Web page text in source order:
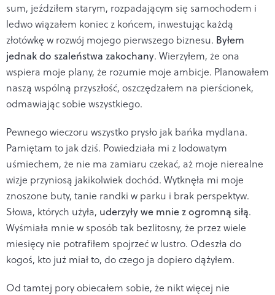
sum, jeździłem starym, rozpadającym się samochodem i
ledwo wiązałem koniec z końcem, inwestując każdą
złotówkę w rozwój mojego pierwszego biznesu. Byłem
jednak do szaleństwa zakochany. Wierzyłem, że ona
wspiera moje plany, że rozumie moje ambicje. Planowałem
naszą wspólną przyszłość, oszczędzałem na pierścionek,
odmawiając sobie wszystkiego.
Pewnego wieczoru wszystko prysło jak bańka mydlana.
Pamiętam to jak dziś. Powiedziała mi z lodowatym
uśmiechem, że nie ma zamiaru czekać, aż moje nierealne
wizje przyniosą jakikolwiek dochód. Wytknęła mi moje
znoszone buty, tanie randki w parku i brak perspektyw.
Słowa, których użyła, uderzyły we mnie z ogromną siłą.
Wyśmiała mnie w sposób tak bezlitosny, że przez wiele
miesięcy nie potrafiłem spojrzeć w lustro. Odeszła do
kogoś, kto już miał to, do czego ja dopiero dążyłem.
Od tamtej pory obiecałem sobie, że nikt więcej nie